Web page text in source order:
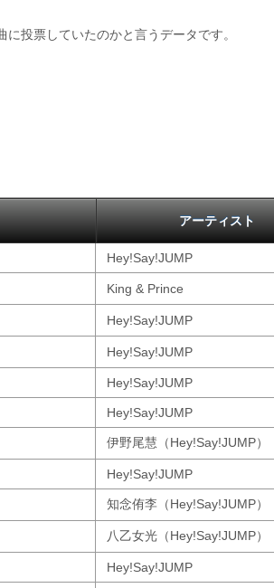
投票していたのかと言うデータです。
アーティスト
Hey!Say!JUMP
King & Prince
Hey!Say!JUMP
Hey!Say!JUMP
Hey!Say!JUMP
Hey!Say!JUMP
伊野尾慧（Hey!Say!JUMP）
Hey!Say!JUMP
知念侑李（Hey!Say!JUMP）
八乙女光（Hey!Say!JUMP）
Hey!Say!JUMP